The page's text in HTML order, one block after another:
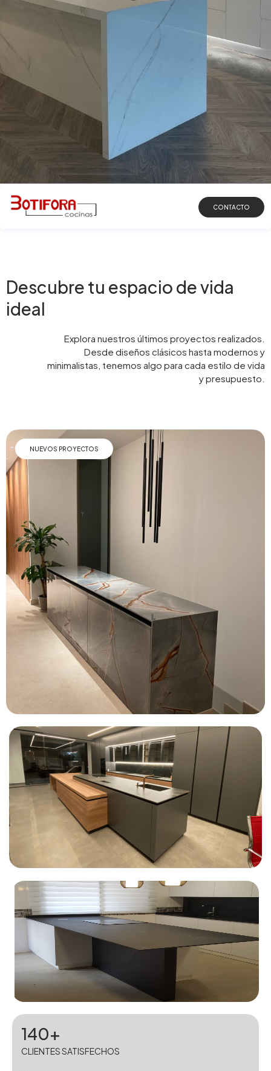
DESCUBRIR
CONTACTO
Descubre tu espacio de vida
ideal
Explora nuestros últimos proyectos realizados.
Desde diseños clásicos hasta modernos y
minimalistas, tenemos algo para cada estilo de vida
y presupuesto.
NUEVOS PROYECTOS
140+
CLIENTES SATISFECHOS